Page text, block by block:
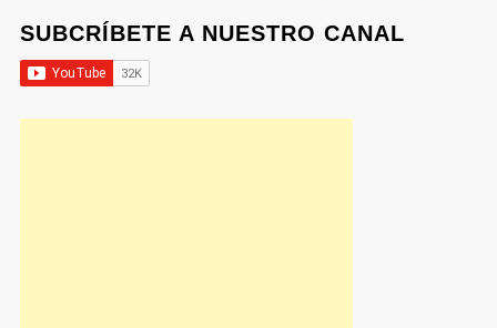
SUBCRÍBETE A NUESTRO CANAL